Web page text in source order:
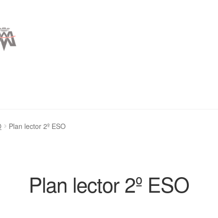
Plan lector 2º ESO
Plan lector 2º ESO